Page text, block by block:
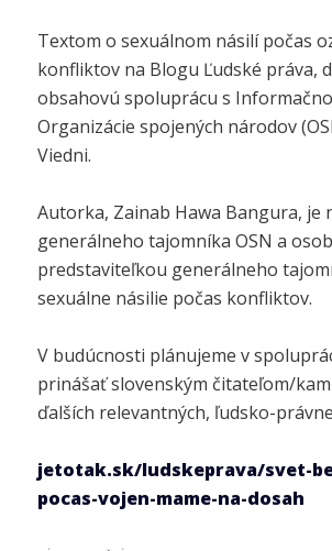
Textom o sexuálnom násilí počas
konfliktov na Blogu Ľudské práva,
obsahovú spoluprácu s
Organizácie spojených národov
Viedni.
Autorka, Zainab Hawa Bangura, je
generálneho tajomníka OSN a
predstaviteľkou generálneho
sexuálne násilie počas konfliktov.
V budúcnosti plánujeme v
prinášať slovenským čitateľom/
ďalších relevantných, ľudsko-
jetotak.sk/ludskeprava/svet-
pocas-vojen-mame-na-dosah